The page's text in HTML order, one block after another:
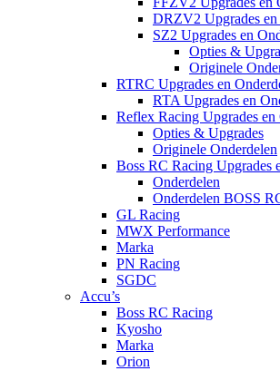
DRZV2 Upgrades en
SZ2 Upgrades en
Opties &
Originele
RTRC Upgrades en
RTA Upgrades en
Reflex Racing Upgrades en
Opties & Upgrades
Originele Onderdelen
Boss RC Racing Upgrades
Onderdelen
Onderdelen BOSS
GL Racing
MWX Performance
Marka
PN Racing
SGDC
Accu’s
Boss RC Racing
Kyosho
Marka
Orion